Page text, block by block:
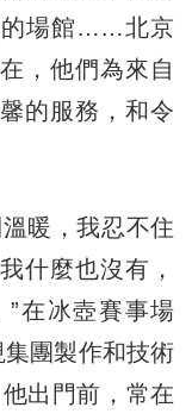
的場館……北京
，他們為來自
的服務，和令
暖，我忍不住
什麼也沒有，
在冰壺賽事場
集團製作和技術
出門前，常在